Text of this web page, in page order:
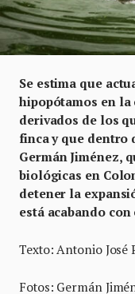
Se estima que
hipopótamos en
derivados de los
finca y que dentro
Germán Jiménez,
biológicas en
detener la
está acabando
Texto: Antonio José
Fotos: Germán